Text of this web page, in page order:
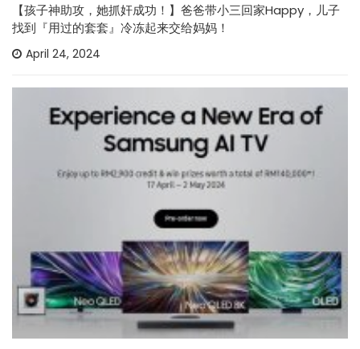
【孩子神助攻，她抓奸成功！】爸爸带小三回家Happy，儿子
找到『用过的套套』冷冻起来交给妈妈！
April 24, 2024